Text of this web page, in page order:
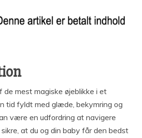
mest magiske øjeblikke i et
tid fyldt med glæde, bekymring og
være en udfordring at navigere
at du og din baby får den bedst